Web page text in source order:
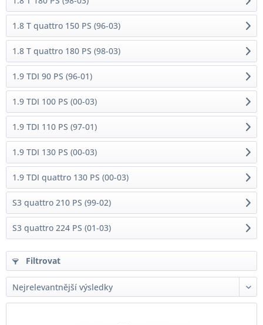
1.8 T quattro 150 PS (96-03)
1.8 T quattro 180 PS (98-03)
1.9 TDI 90 PS (96-01)
1.9 TDI 100 PS (00-03)
1.9 TDI 110 PS (97-01)
1.9 TDI 130 PS (00-03)
1.9 TDI quattro 130 PS (00-03)
S3 quattro 210 PS (99-02)
S3 quattro 224 PS (01-03)
Filtrovat